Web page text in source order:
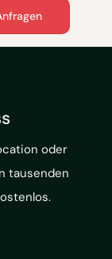
oder
tausenden